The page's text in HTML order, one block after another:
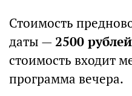
Стоимость
даты —2500 рублей
стоимость входит
программа вечера.